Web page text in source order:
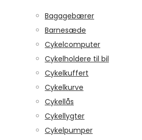
Bagagebærer
Barnesæde
Cykelcomputer
Cykelholdere til bil
Cykelkuffert
Cykelkurve
Cykellås
Cykellygter
Cykelpumper